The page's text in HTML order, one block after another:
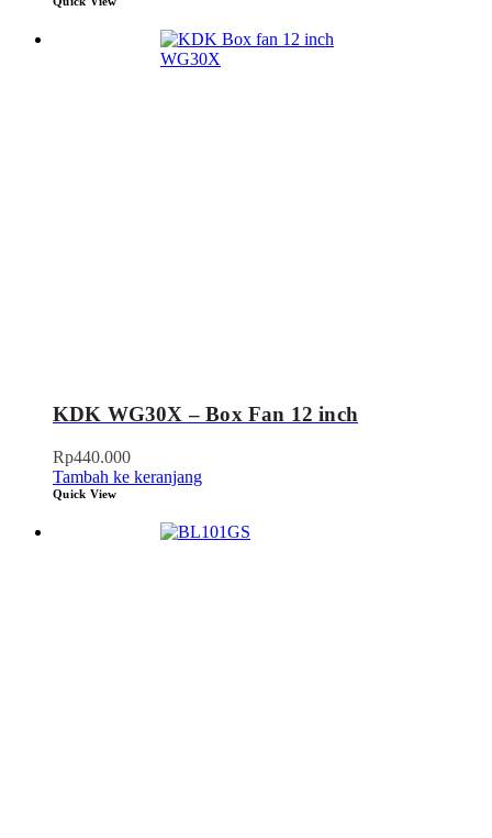
KDK WG30X – Box Fan 12 inch
Rp440.000
Tambah ke keranjang
Quick View